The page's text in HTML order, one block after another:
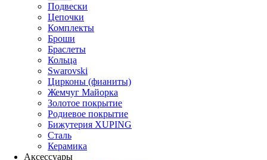
Подвески
Цепочки
Комплекты
Броши
Браслеты
Кольца
Swarovski
Цирконы (фианиты)
Жемчуг Майорка
Золотое покрытие
Родиевое покрытие
Бижутерия XUPING
Сталь
Керамика
Аксессуары